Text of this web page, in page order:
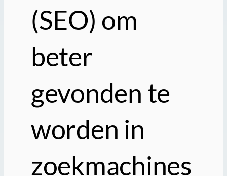
(SEO) om
beter
gevonden te
worden in
zoekmachines